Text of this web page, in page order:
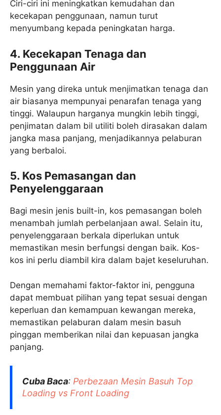
Ciri-ciri ini meningkatkan kemudahan dan
kecekapan penggunaan, namun turut
menyumbang kepada peningkatan harga.​
4. Kecekapan Tenaga dan
Penggunaan Air
Mesin yang direka untuk menjimatkan tenaga dan
air biasanya mempunyai penarafan tenaga yang
tinggi. Walaupun harganya mungkin lebih tinggi,
penjimatan dalam bil utiliti boleh dirasakan dalam
jangka masa panjang, menjadikannya pelaburan
yang berbaloi.​
5. Kos Pemasangan dan
Penyelenggaraan
Bagi mesin jenis built-in, kos pemasangan boleh
menambah jumlah perbelanjaan awal. Selain itu,
penyelenggaraan berkala diperlukan untuk
memastikan mesin berfungsi dengan baik. Kos-
kos ini perlu diambil kira dalam bajet keseluruhan.​
Dengan memahami faktor-faktor ini, pengguna
dapat membuat pilihan yang tepat sesuai dengan
keperluan dan kemampuan kewangan mereka,
memastikan pelaburan dalam mesin basuh
pinggan memberikan nilai dan kepuasan jangka
panjang.
Cuba Baca: Perbezaan Mesin Basuh Top
Loading vs Front Loading